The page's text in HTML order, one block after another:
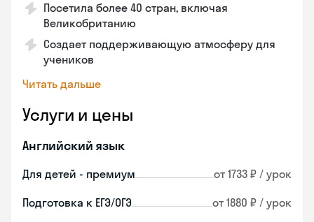
Посетила более 40 стран, включая
Великобританию
Создает поддерживающую атмосферу для
учеников
Читать дальше
Услуги и цены
Английский язык
Для детей - премиум от 1733 ₽ / урок
Подготовка к ЕГЭ/ОГЭ от 1880 ₽ / урок